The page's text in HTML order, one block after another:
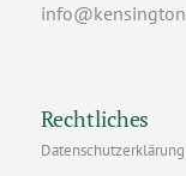
Rechtliches
Datenschutzerklärung